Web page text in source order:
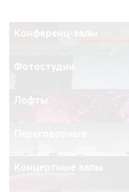
Конференц-залы
Фотостудии
Лофты